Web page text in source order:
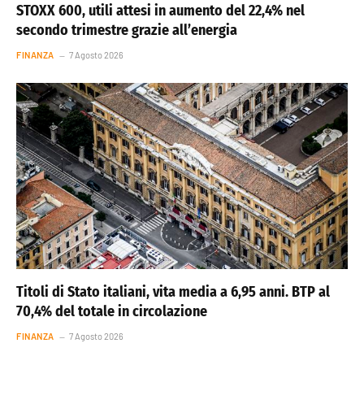
STOXX 600, utili attesi in aumento del 22,4% nel
secondo trimestre grazie all’energia
FINANZA 7 Agosto 2026
Titoli di Stato italiani, vita media a 6,95 anni. BTP al
70,4% del totale in circolazione
FINANZA 7 Agosto 2026